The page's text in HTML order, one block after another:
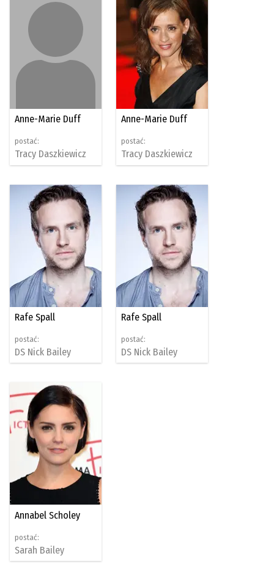
Anne-Marie Duff
postać:
Tracy Daszkiewicz
Anne-Marie Duff
postać:
Tracy Daszkiewicz
Rafe Spall
postać:
DS Nick Bailey
Rafe Spall
postać:
DS Nick Bailey
Annabel Scholey
postać:
Sarah Bailey